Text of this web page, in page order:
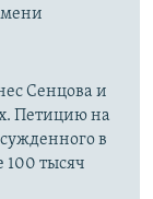
Сенцова и
Петицию на
в
100 тысяч